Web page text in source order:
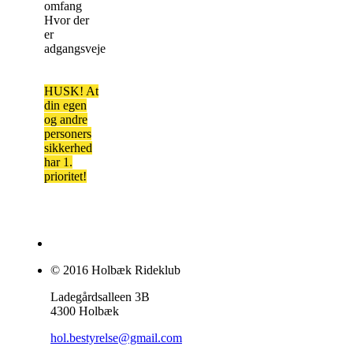
omfang
Hvor der
er
adgangsveje
HUSK! At
din egen
og andre
personers
sikkerhed
har 1.
prioritet!
© 2016 Holbæk Rideklub
Ladegårdsalleen 3B
4300 Holbæk
hol.bestyrelse@gmail.com